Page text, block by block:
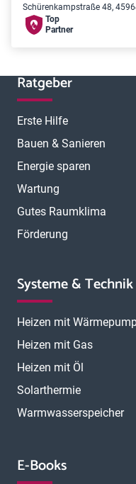
Schürenkampstraße 48,
Top
Partner
Ratgeber
Erste Hilfe
Bauen & Sanieren
Energie sparen
Wartung
Gutes Raumklima
Förderung
Systeme & Technik
Heizen mit
Heizen mit Gas
Heizen mit Öl
Solarthermie
Warmwasserspeicher
E-Books